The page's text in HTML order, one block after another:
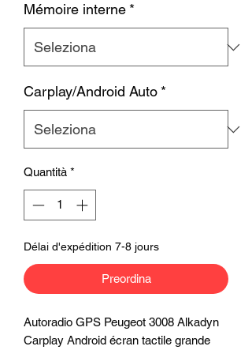
Mémoire interne *
Carplay/Android Auto *
Quantità *
Délai d'expédition 7-8 jours
Preordina
Autoradio GPS Peugeot 3008 Alkadyn
Carplay Android écran tactile grande